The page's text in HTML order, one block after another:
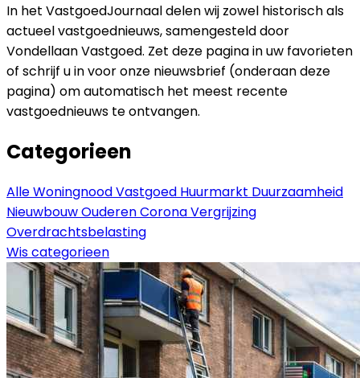
In het VastgoedJournaal delen wij zowel historisch als
actueel vastgoednieuws, samengesteld door
Vondellaan Vastgoed. Zet deze pagina in uw favorieten
of schrijf u in voor onze nieuwsbrief (onderaan deze
pagina) om automatisch het meest recente
vastgoednieuws te ontvangen.
Categorieen
AlleWoningnoodVastgoed Huurmarkt Duurzaamheid
NieuwbouwOuderenCoronaVergrijzing
Overdrachtsbelasting
Wis categorieen